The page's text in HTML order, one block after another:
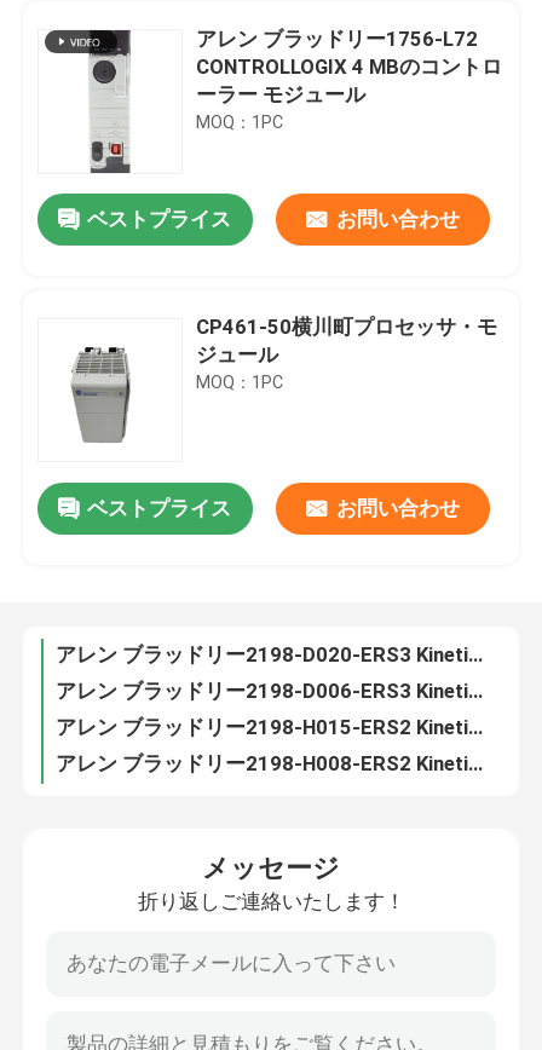
家へ
製品
わたしたち に つい て
品質管理
連絡 ください
プログラム可能な論理のコントローラーPLC
アレン ブラッドリーPLCモジュール
ABB PLC モジュール
アレン ブラッドリー1756-L72
CONTROLLOGIX 4 MBのコントロ
ーラー モジュール
MOQ：1PC
ベストプライス お問い合わせ
CP461-50横川町プロセッサ・モ
ジュール
MOQ：1PC
ベストプライス お問い合わせ
アレン ブラッドリー2198-H008-ERS2 Kinetix 5500 PLCのサーボ ドライブ
アレン ブラッドリー2198-H040-ERS Kinetix 5500 PLCのサーボ ドライブ
アレン ブラッドリー2198-H025-ERS Kinetix 5500 PLCのサーボ ドライブ
アレン ブラッドリー2198-P208 Kinetix 5700のEtherNet/IPサーボ ドライブ
メッセージ
折り返しご連絡いたします！